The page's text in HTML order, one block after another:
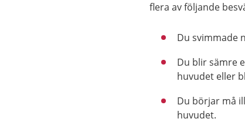
flera av följande
Du svimmade
Du blir sämre
huvudet eller
Du börjar må
huvudet.